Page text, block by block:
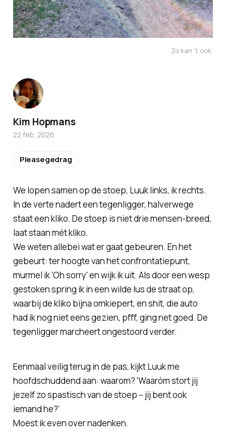
Zo kan 't ook.
We lopen samen op de stoep, Luuk links, ik rechts.
In de verte nadert een tegenligger, halverwege
staat een kliko. De stoep is niet drie mensen-breed,
laat staan mét kliko.
We weten allebei wat er gaat gebeuren. En het
gebeurt: ter hoogte van het confrontatiepunt,
murmel ik 'Oh sorry' en wijk ik uit. Als door een wesp
gestoken spring ik in een wilde lus de straat op,
waarbij de kliko bijna omkiepert, en shit, die auto
had ik nog niet eens gezien, pfff, ging net goed. De
tegenligger marcheert ongestoord verder.
Eenmaal veilig terug in de pas, kijkt Luuk me
hoofdschuddend aan: waarom? 'Waaróm stort jij
jezelf zo spastisch van de stoep – jij bentook
iemand he?'
Moest ik even over nadenken.
Kim Hopmans
22 feb. 2026
Pleasegedrag